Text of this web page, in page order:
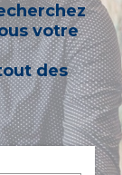
votre
des